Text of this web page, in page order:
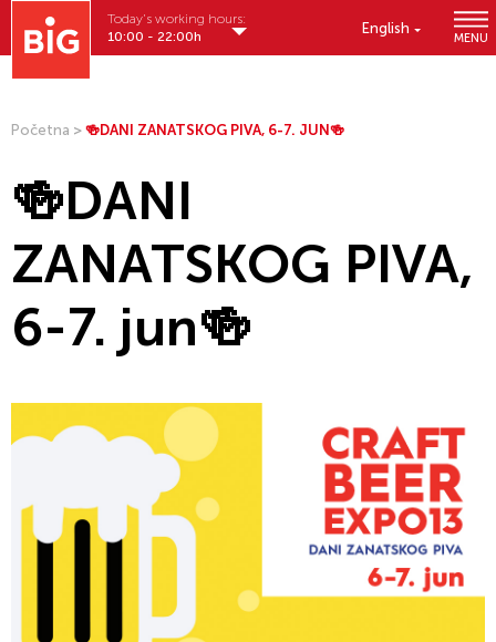
English
MENU
Today's working hours:
10:00 - 22:00h
Početna > 🍻DANI ZANATSKOG PIVA, 6-7. JUN🍻
🍻DANI
ZANATSKOG PIVA,
6-7. jun🍻